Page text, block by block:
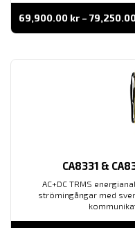
69,900.00 kr –
CA8331 &
AC+DC TRMS
strömingångar med